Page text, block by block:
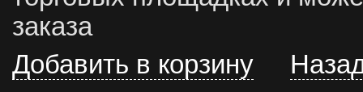
заказа
Добавить в корзину